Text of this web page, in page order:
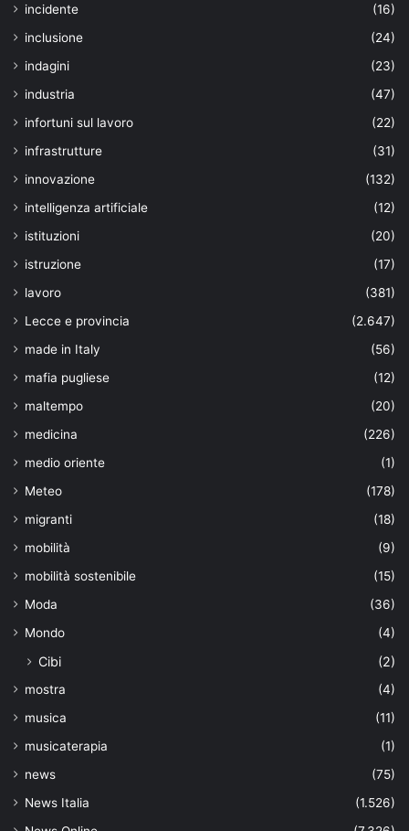
incidente
(16)
inclusione
(24)
indagini
(23)
industria
(47)
infortuni sul lavoro
(22)
infrastrutture
(31)
innovazione
(132)
intelligenza artificiale
(12)
istituzioni
(20)
istruzione
(17)
lavoro
(381)
Lecce e provincia
(2.647)
made in Italy
(56)
mafia pugliese
(12)
maltempo
(20)
medicina
(226)
medio oriente
(1)
Meteo
(178)
migranti
(18)
mobilità
(9)
mobilità sostenibile
(15)
Moda
(36)
Mondo
(4)
Cibi (2)
mostra
(4)
musica
(11)
musicaterapia
(1)
news
(75)
News Italia
(1.526)